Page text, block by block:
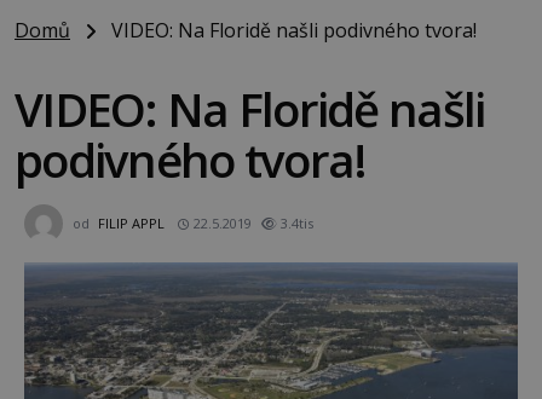
Domů VIDEO: Na Floridě našli podivného tvora!
VIDEO: Na Floridě našli
podivného tvora!
od FILIP APPL 22.5.2019 3.4tis